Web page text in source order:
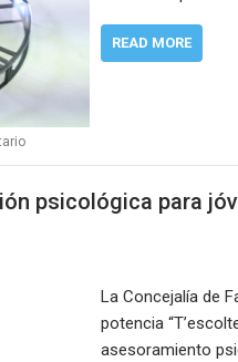
READ MORE
psicológica para
La Concejalía de
potencia
asesoramiento